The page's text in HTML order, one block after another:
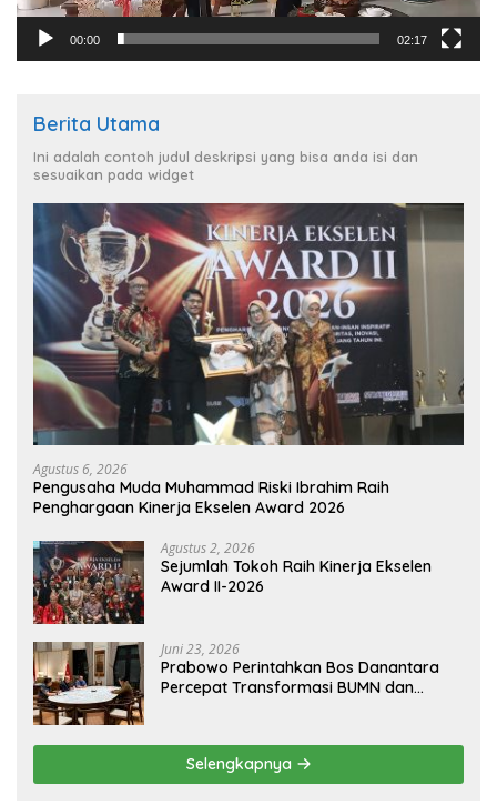
00:00 02:17
Berita Utama
Ini adalah contoh judul deskripsi yang bisa anda isi dan
sesuaikan pada widget
Agustus 6, 2026
Pengusaha Muda Muhammad Riski Ibrahim Raih
Penghargaan Kinerja Ekselen Award 2026
Agustus 2, 2026
Sejumlah Tokoh Raih Kinerja Ekselen
Award II-2026
Juni 23, 2026
Prabowo Perintahkan Bos Danantara
Percepat Transformasi BUMN dan
Selengkapnya